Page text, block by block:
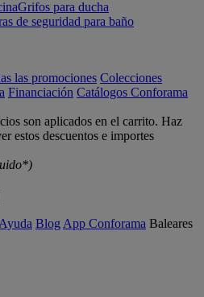
Grifos para ducha
de seguridad para baño
las promociones Colecciones
Financiación Catálogos Conforama
son aplicados en el carrito. Haz
estos descuentos e importes
Ayuda Blog App Conforama Baleares